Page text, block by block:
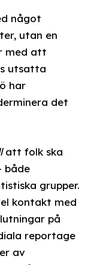
något
utan en
med att
utsatta
har
det
att folk ska
både
grupper.
kontakt med
på
reportage
av